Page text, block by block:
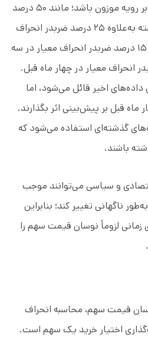
پیش‌بینی ممکن است مبتنی بر رویه موزون باشد؛ مانند ۵۰ درصد
ضربدر انحراف معیار ماه گذشته به‌علاوه ۲۵ درصد ضربدر انحراف
معیار در دو ماه قبل به‌علاوه ۱۵ درصد ضربدر انحراف معیار در سه
۱۰ درصد ضربدر انحراف معیار در چهار ماه قبل.
داده‌های اخیر قائل می‌شود، اما
ماه قبل بر پیش‌بینی اثر بگذارند.
گذشته‌ای استفاده می‌شود که
باشند.
و سیاسی می‌توانند موجب
ناگهانی تغییر کند؛ بنابراین
لزوماً نوسان قیمت سهم را
قیمت سهم، محاسبه انحراف
اختیار خرید یک سهم است.